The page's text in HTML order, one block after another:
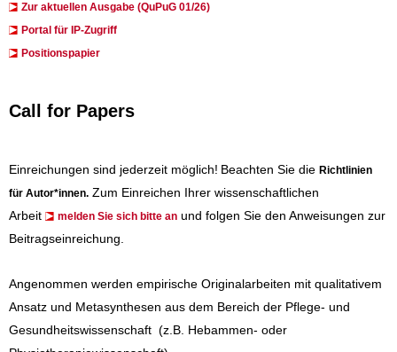
Zur aktuellen Ausgabe (QuPuG 01/26)
​​​Portal für IP-Zugriff
Positionspapier
Call for Papers
Einreichungen sind jederzeit möglich! Beachten Sie die Richtlinien
für Autor*innen. Zum Einreichen Ihrer wissenschaftlichen
Arbeit
melden Sie sich bitte an und folgen Sie den Anweisungen zur
Beitragseinreichung.
Angenommen werden empirische Originalarbeiten mit qualitativem
Ansatz und Metasynthesen aus dem Bereich der Pflege- und
Gesundheitswissenschaft (z.B. Hebammen- oder